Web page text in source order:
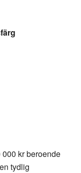
000 krberoende
tydlig